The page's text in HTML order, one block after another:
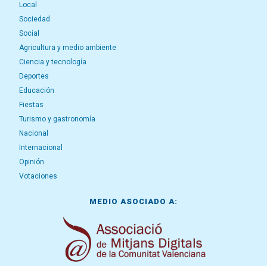
Local
Sociedad
Social
Agricultura y medio ambiente
Ciencia y tecnología
Deportes
Educación
Fiestas
Turismo y gastronomía
Nacional
Internacional
Opinión
Votaciones
MEDIO ASOCIADO A: